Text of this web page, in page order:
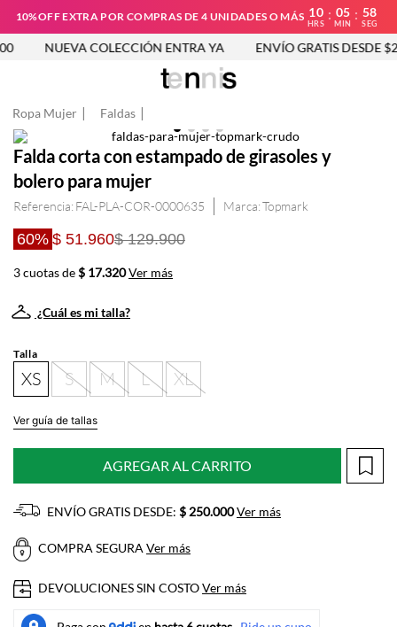
10%OFF EXTRA POR COMPRAS DE 4 UNIDADES O MÁS 10
HRS
: 05
MIN
: 58
SEG
NUEVA COLECCIÓN ENTRA YA ENVÍO GRATIS DESDE
Ropa Mujer Faldas
Falda corta con estampado de girasoles y
bolero para mujer
Referencia: FAL-PLA-COR-0000635 Topmark
60% $ 51.960$ 129.900
3 cuotas de$ 17.320Ver más
¿Cuál es mi talla?
Talla
XS S M L XL
Ver guía de tallas
AGREGAR AL CARRITO
ENVÍO GRATIS DESDE: $ 250.000Ver más
COMPRA SEGURA Ver más
DEVOLUCIONES SIN COSTOVer más